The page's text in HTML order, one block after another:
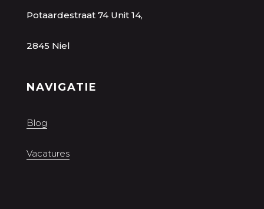
Potaardestraat 74 Unit 14,
2845 Niel
NAVIGATIE
Blog
Vacatures